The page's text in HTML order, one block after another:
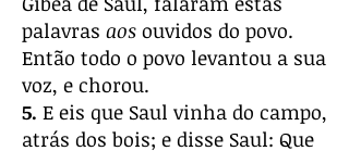
palavras aos ouvidos do povo.
Então todo o povo levantou a sua
voz, e chorou.
5. E eis que Saul vinha do campo,
atrás dos bois; e disse Saul: Que